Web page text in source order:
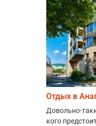
Отдых в
Довольно-
кого